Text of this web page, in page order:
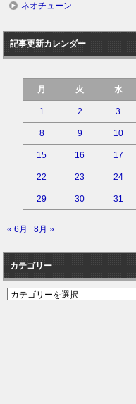
ネオチューン
記事更新カレンダー
月
火 水
1 2 3
8 9 10
15 16 17
22 23 24
29 30 31
« 6月 8月 »
カテゴリー
カ